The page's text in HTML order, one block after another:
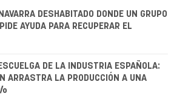
DESHABITADO DONDE UN GRUPO
AYUDA PARA RECUPERAR EL
DE LA INDUSTRIA ESPAÑOLA:
ARRASTRA LA PRODUCCIÓN A UNA